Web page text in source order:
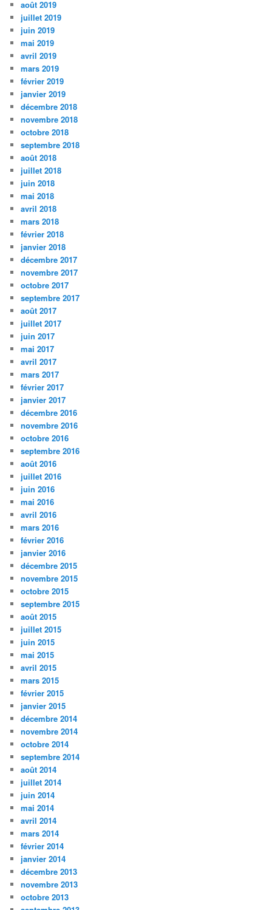
août 2019
juillet 2019
juin 2019
mai 2019
avril 2019
mars 2019
février 2019
janvier 2019
décembre 2018
novembre 2018
octobre 2018
septembre 2018
août 2018
juillet 2018
juin 2018
mai 2018
avril 2018
mars 2018
février 2018
janvier 2018
décembre 2017
novembre 2017
octobre 2017
septembre 2017
août 2017
juillet 2017
juin 2017
mai 2017
avril 2017
mars 2017
février 2017
janvier 2017
décembre 2016
novembre 2016
octobre 2016
septembre 2016
août 2016
juillet 2016
juin 2016
mai 2016
avril 2016
mars 2016
février 2016
janvier 2016
décembre 2015
novembre 2015
octobre 2015
septembre 2015
août 2015
juillet 2015
juin 2015
mai 2015
avril 2015
mars 2015
février 2015
janvier 2015
décembre 2014
novembre 2014
octobre 2014
septembre 2014
août 2014
juillet 2014
juin 2014
mai 2014
avril 2014
mars 2014
février 2014
janvier 2014
décembre 2013
novembre 2013
octobre 2013